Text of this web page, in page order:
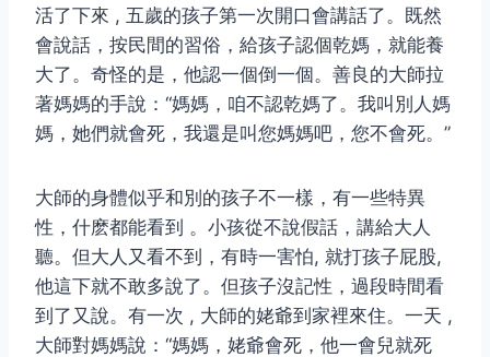
活了下來 , 五歲的孩子第一次開口會講話了。既然
會說話，按民間的習俗，給孩子認個乾媽，就能養
大了。奇怪的是，他認一個倒一個。善良的大師拉
著媽媽的手說：“媽媽，咱不認乾媽了。我叫別人媽
媽，她們就會死，我還是叫您媽媽吧，您不會死。”
大師的身體似乎和別的孩子不一樣，有一些特異
性，什麽都能看到 。小孩從不說假話，講給大人
聽。但大人又看不到，有時一害怕, 就打孩子屁股,
他這下就不敢多說了。但孩子沒記性，過段時間看
到了又說。有一次 , 大師的姥爺到家裡來住。一天 ,
大師對媽媽說：“媽媽，姥爺會死，他一會兒就死